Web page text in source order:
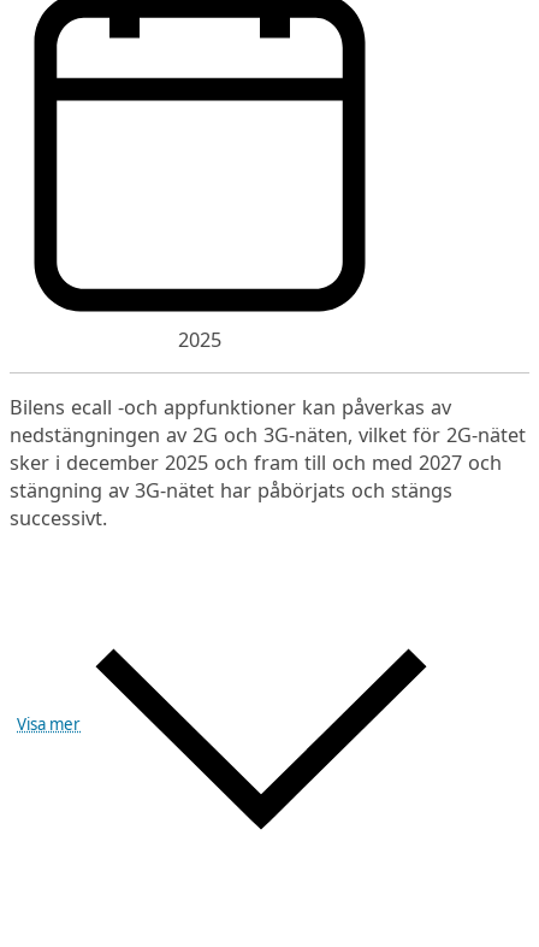
2025
Bilens ecall -och appfunktioner kan påverkas av
nedstängningen av 2G och 3G-näten, vilket för 2G-nätet
sker i december 2025 och fram till och med 2027 och
stängning av 3G-nätet har påbörjats och stängs
successivt.
Visa mer